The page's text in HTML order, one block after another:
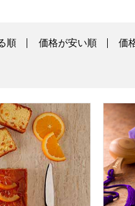
順 価格が安い順 価
示）
個入り 1箱【年間ギフト】
ーオータニ オレンジケーキ
寿製菓